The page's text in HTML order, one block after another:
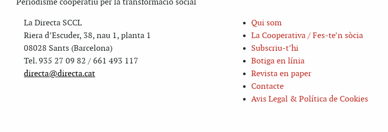
Periodisme cooperatiu per la transformació social
La Directa SCCL
Riera d’Escuder, 38, nau 1, planta 1
08028 Sants (Barcelona)
Tel. 935 27 09 82 / 661 493 117
directa@directa.cat
Qui som
La Cooperativa / Fes-te’n sòcia
Subscriu-t’hi
Botiga en línia
Revista en paper
Contacte
Avis Legal & Política de Cookies